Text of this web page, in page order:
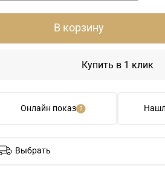
Онлайн показ
В корзину
Купить в 1 клик
Выбрать